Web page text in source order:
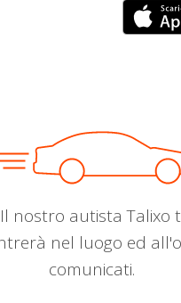
Il nostro autista Talixo
nel luogo ed
comunicati.